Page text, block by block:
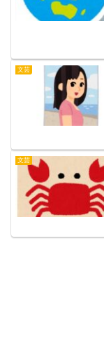
文芸
文芸